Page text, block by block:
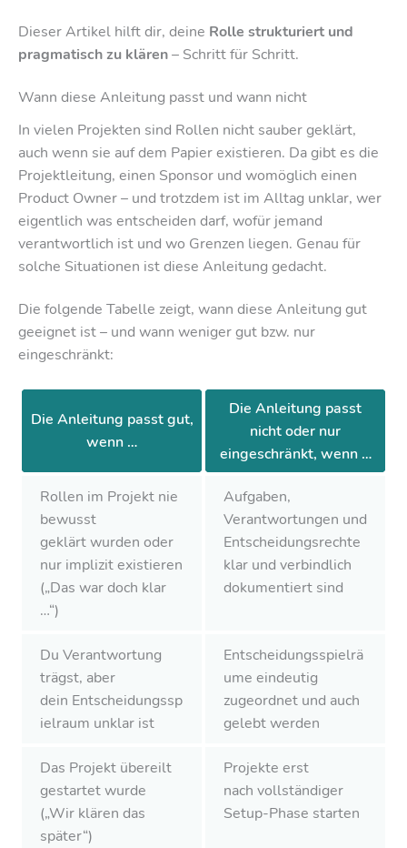
Dieser Artikel hilft dir, deine Rolle strukturiert und
pragmatisch zu klären– Schritt für Schritt.
Wann diese Anleitung passt und wann nicht
In vielen Projekten sind Rollen nicht sauber geklärt,
auch wenn sie auf dem Papier existieren. Da gibt es die
Projektleitung, einen Sponsor und womöglich einen
Product Owner – und trotzdem ist im Alltag unklar, wer
eigentlich was entscheiden darf, wofür jemand
verantwortlich ist und wo Grenzen liegen. Genau für
solche Situationen ist diese Anleitung gedacht.
Die folgende Tabelle zeigt, wann diese Anleitung gut
geeignet ist – und wann weniger gut bzw. nur
eingeschränkt:
Die Anleitung passt gut,
wenn …
Die Anleitung passt
nicht oder nur
eingeschränkt, wenn …
Rollen im Projekt nie
bewusst
geklärt wurden oder
nur implizit existieren
(„Das war doch klar
…“)
Aufgaben,
Verantwortungen und
Entscheidungsrechte
klar und verbindlich
dokumentiert sind
Du Verantwortung
trägst, aber
dein Entscheidungssp
ielraum unklar ist
Entscheidungsspielrä
ume eindeutig
zugeordnet und auch
gelebt werden
Das Projekt übereilt
gestartet wurde
(„Wir klären das
später“)
Projekte erst
nach vollständiger
Setup-Phase starten